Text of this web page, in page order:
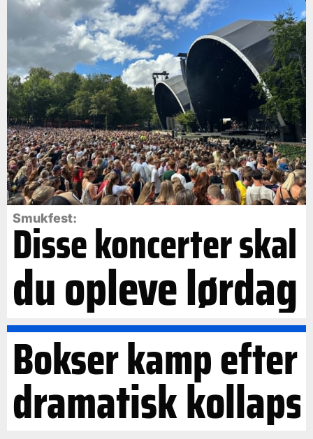
Smukfest:
Disse koncerter skal
du opleve lørdag
Bokser kamp efter
dramatisk kollaps